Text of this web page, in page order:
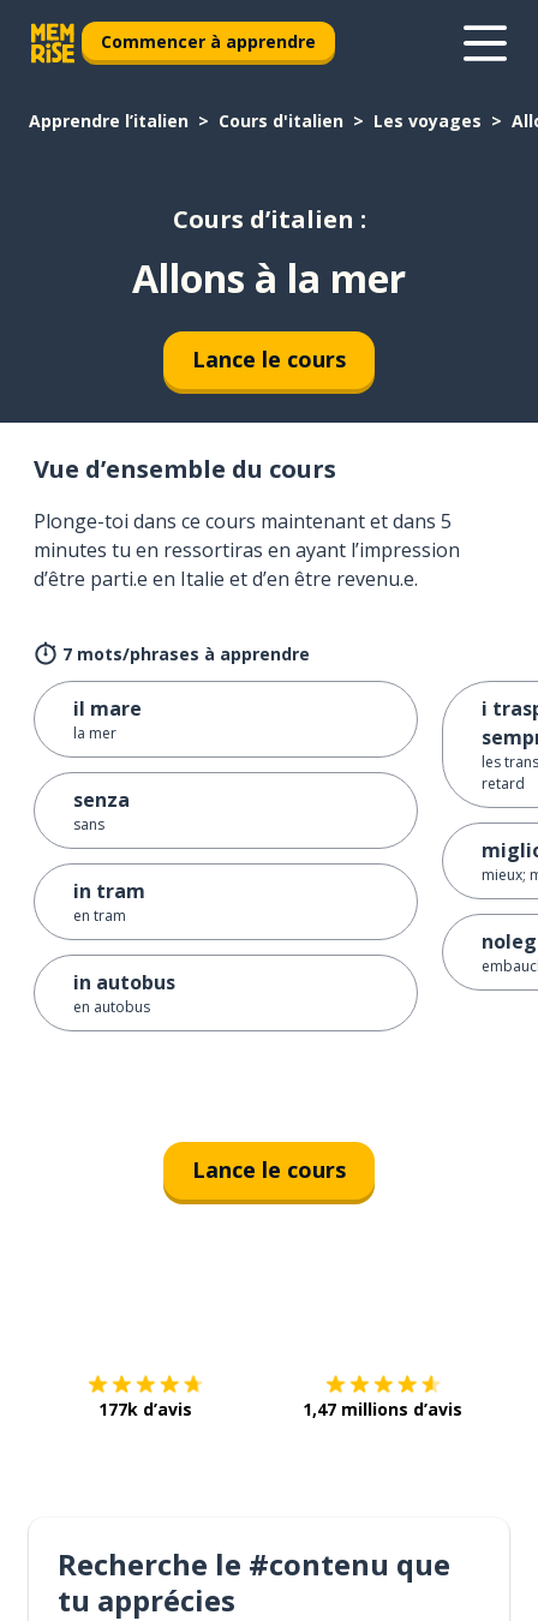
Commencer à apprendre
Apprendre l’italien Cours d'italien Les voyages
Cours d’italien :
Allons à la mer
Lance le cours
Vue d’ensemble du cours
Plonge-toi dans ce cours maintenant et dans 5
minutes tu en ressortiras en ayant l’impression
d’être parti.e en Italie et d’en être revenu.e.
7 mots/phrases à apprendre
il mare
la mer
senza
sans
in tram
en tram
in autobus
en autobus
i
les
retard
mieux;
Lance le cours
177k d’avis 1,47 millions d’avis
Recherche le #contenu que
tu apprécies